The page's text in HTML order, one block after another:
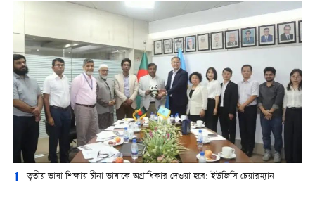
1 তৃতীয় ভাষা শিক্ষায় চীনা ভাষাকে অগ্রাধিকার দেওয়া হবে: ইউজিসি চেয়ারম্যান